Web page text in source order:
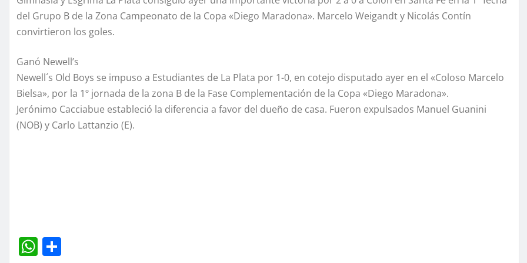
del Grupo B de la Zona Campeonato de la Copa «Diego Maradona». Marcelo Weigandt y Nicolás Contín
convirtieron los goles.
Ganó Newell’s
Newell´s Old Boys se impuso a Estudiantes de La Plata por 1-0, en cotejo disputado ayer en el «Coloso Marcelo
Bielsa», por la 1º jornada de la zona B de la Fase Complementación de la Copa «Diego Maradona».
Jerónimo Cacciabue estableció la diferencia a favor del dueño de casa. Fueron expulsados Manuel Guanini
(NOB) y Carlo Lattanzio (E).
W